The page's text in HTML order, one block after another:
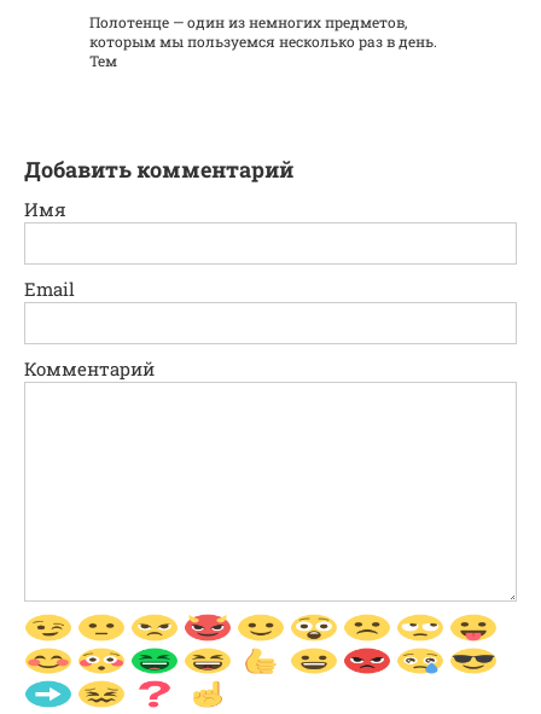
Полотенце — один из немногих предметов,
которым мы пользуемся несколько раз в день.
Тем
Добавить комментарий
Имя
Email
Комментарий